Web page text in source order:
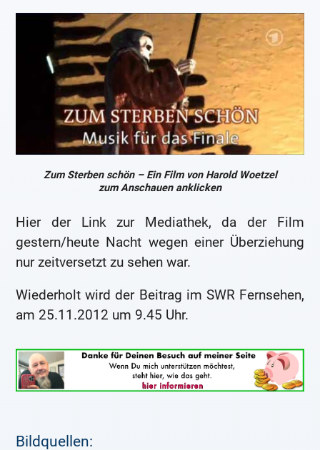
Zum Sterben schön – Ein Film von Harold Woetzel
zum Anschauen anklicken
Hier der Link zur Mediathek, da der Film
gestern/heute Nacht wegen einer Überziehung
nur zeitversetzt zu sehen war.
Wiederholt wird der Beitrag im SWR Fernsehen,
am 25.11.2012 um 9.45 Uhr.
Bildquellen: